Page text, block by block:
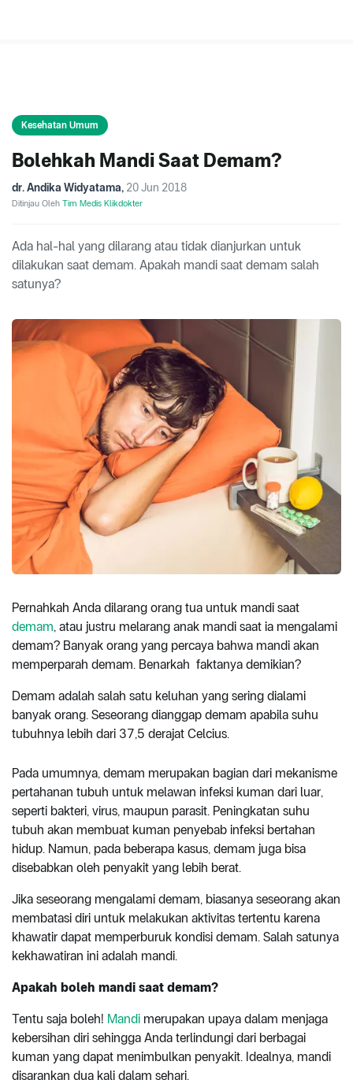
Kesehatan Umum
Bolehkah Mandi Saat Demam?
dr. Andika Widyatama, 20 Jun 2018
Ditinjau Oleh Tim Medis Klikdokter
Ada hal-hal yang dilarang atau tidak dianjurkan untuk
dilakukan saat demam. Apakah mandi saat demam salah
satunya?
Pernahkah Anda dilarang orang tua untuk mandi saat
demam, atau justru melarang anak mandi saat ia mengalami
demam? Banyak orang yang percaya bahwa mandi akan
memperparah demam. Benarkah faktanya demikian?
Demam adalah salah satu keluhan yang sering dialami
banyak orang. Seseorang dianggap demam apabila suhu
tubuhnya lebih dari 37,5 derajat Celcius.
Pada umumnya, demam merupakan bagian dari mekanisme
pertahanan tubuh untuk melawan infeksi kuman dari luar,
seperti bakteri, virus, maupun parasit. Peningkatan suhu
tubuh akan membuat kuman penyebab infeksi bertahan
hidup. Namun, pada beberapa kasus, demam juga bisa
disebabkan oleh penyakit yang lebih berat.
Jika seseorang mengalami demam, biasanya seseorang akan
membatasi diri untuk melakukan aktivitas tertentu karena
khawatir dapat memperburuk kondisi demam. Salah satunya
kekhawatiran ini adalah mandi.
Apakah boleh mandi saat demam?
Tentu saja boleh! Mandi merupakan upaya dalam menjaga
kebersihan diri sehingga Anda terlindungi dari berbagai
kuman yang dapat menimbulkan penyakit. Idealnya, mandi
disarankan dua kali dalam sehari.